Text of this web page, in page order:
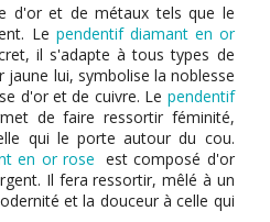
d'or et de métaux tels que le
Le pendentif diamant en or
il s'adapte à tous types de
lui, symbolise la noblesse
d'or et de cuivre. Le pendentif
de faire ressortir féminité,
qui le porte autour du cou.
en or rose est composé d'or
Il fera ressortir, mêlé à un
et la douceur à celle qui